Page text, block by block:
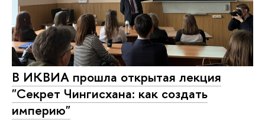
В ИКВИА прошла открытая лекция
"Секрет Чингисхана: как создать
империю"